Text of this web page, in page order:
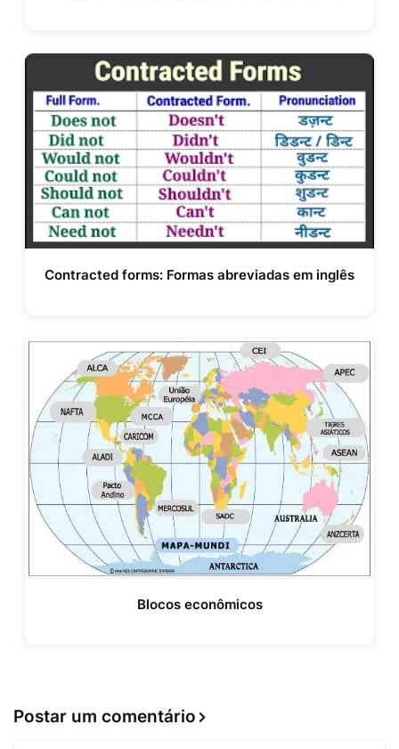
Contracted forms: Formas abreviadas em inglês
Blocos econômicos
Postar um comentário